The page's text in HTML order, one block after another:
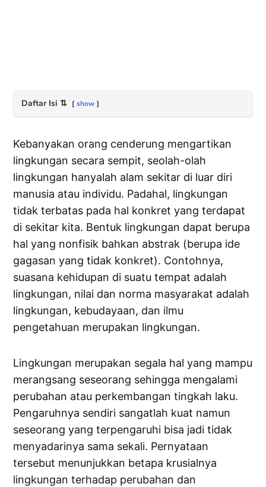
Daftar Isi ⇅ show
Kebanyakan orang cenderung mengartikan
lingkungan secara sempit, seolah-olah
lingkungan hanyalah alam sekitar di luar diri
manusia atau individu. Padahal, lingkungan
tidak terbatas pada hal konkret yang terdapat
di sekitar kita. Bentuk lingkungan dapat berupa
hal yang nonfisik bahkan abstrak (berupa ide
gagasan yang tidak konkret). Contohnya,
suasana kehidupan di suatu tempat adalah
lingkungan, nilai dan norma masyarakat adalah
lingkungan, kebudayaan, dan ilmu
pengetahuan merupakan lingkungan.
Lingkungan merupakan segala hal yang mampu
merangsang seseorang sehingga mengalami
perubahan atau perkembangan tingkah laku.
Pengaruhnya sendiri sangatlah kuat namun
seseorang yang terpengaruhi bisa jadi tidak
menyadarinya sama sekali. Pernyataan
tersebut menunjukkan betapa krusialnya
lingkungan terhadap perubahan dan